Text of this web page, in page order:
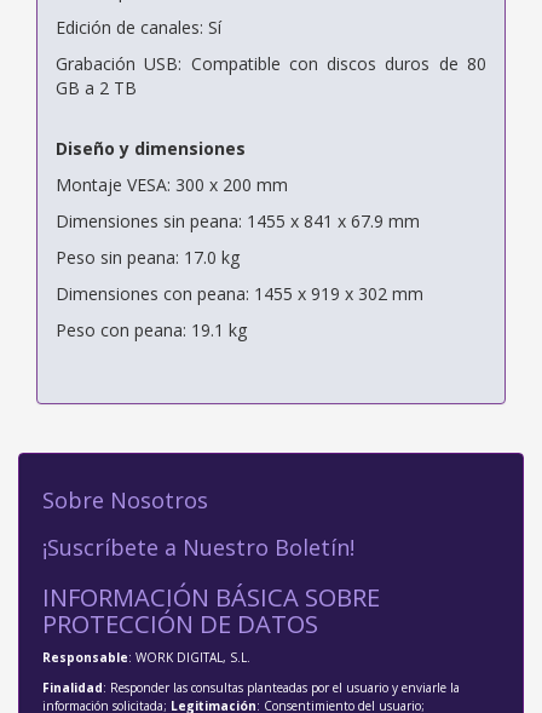
Edición de canales: Sí
Grabación USB: Compatible con discos duros de 80
GB a 2 TB
Diseño y dimensiones
Montaje VESA: 300 x 200 mm
Dimensiones sin peana: 1455 x 841 x 67.9 mm
Peso sin peana: 17.0 kg
Dimensiones con peana: 1455 x 919 x 302 mm
Peso con peana: 19.1 kg
Sobre Nosotros
¡Suscríbete a Nuestro Boletín!
INFORMACIÓN BÁSICA SOBRE
PROTECCIÓN DE DATOS
Responsable: WORK DIGITAL, S.L.
Finalidad: Responder las consultas planteadas por el usuario y enviarle la
información solicitada; Legitimación: Consentimiento del usuario;